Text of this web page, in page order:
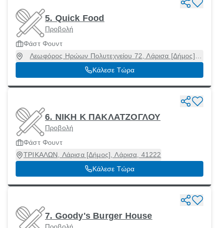
5. Quick Food
Προβολή
Φάστ Φουντ
Λεωφόρος Ηρώων Πολυτεχνείου 72, Λάρισα [Δήμος],
Λάρισα, 41223
Κάλεσε Τώρα
6. ΝΙΚΗ Κ ΠΑΚΛΑΤΖΟΓΛΟΥ
Προβολή
Φάστ Φουντ
ΤΡΙΚΑΛΩΝ, Λάρισα [Δήμος], Λάρισα, 41222
Κάλεσε Τώρα
7. Goody's Burger House
Προβολή